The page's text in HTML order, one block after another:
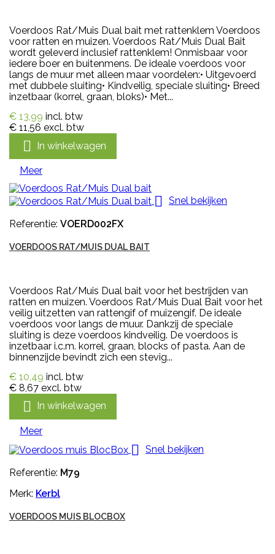
Voerdoos Rat/Muis Dual bait met rattenklem Voerdoos
voor ratten en muizen. Voerdoos Rat/Muis Dual Bait
wordt geleverd inclusief rattenklem! Onmisbaar voor
iedere boer en buitenmens. De ideale voerdoos voor
langs de muur met alleen maar voordelen:• Uitgevoerd
met dubbele sluiting• Kindveilig, speciale sluiting• Breed
inzetbaar (korrel, graan, bloks)• Met...
€ 13,99 incl. btw
€ 11,56 excl. btw
 In winkelwagen
Meer

Snel bekijken
Referentie: VOERD002FX
VOERDOOS RAT/MUIS DUAL BAIT
Voerdoos Rat/Muis Dual bait voor het bestrijden van
ratten en muizen. Voerdoos Rat/Muis Dual Bait voor het
veilig uitzetten van rattengif of muizengif. De ideale
voerdoos voor langs de muur. Dankzij de speciale
sluiting is deze voerdoos kindveilig. De voerdoos is
inzetbaar i.c.m. korrel, graan, blocks of pasta. Aan de
binnenzijde bevindt zich een stevig...
€ 10,49 incl. btw
€ 8,67 excl. btw
 In winkelwagen
Meer

Snel bekijken
Referentie: M79
Merk: Kerbl
VOERDOOS MUIS BLOCBOX